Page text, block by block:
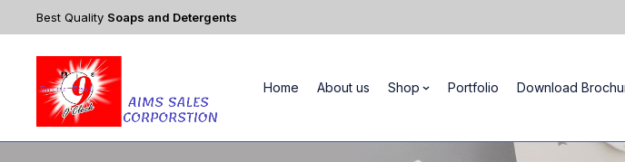
Best Quality Soaps and Detergents
Home About us Shop Portfolio Download